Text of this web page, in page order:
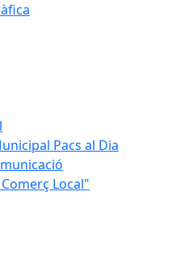
Pacs al Dia
Local"